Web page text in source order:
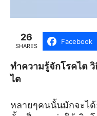
26
SHARES
Facebook
ทำความรู้จักโรคไต
ไต
หลายๆคนนั้นมักจะไ